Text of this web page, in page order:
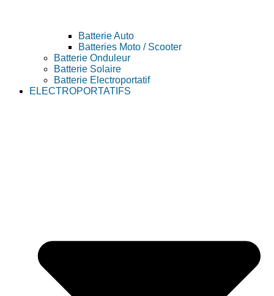
Batterie Auto
Batteries Moto / Scooter
Batterie Onduleur
Batterie Solaire
Batterie Electroportatif
ELECTROPORTATIFS